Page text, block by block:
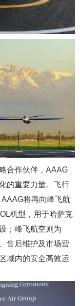
合作伙伴，AAAG
的重要力量。飞行
将再向峰飞航
机型，用于哈萨克
；峰飞航空则为
售后维护及市场营
域内的安全高效运